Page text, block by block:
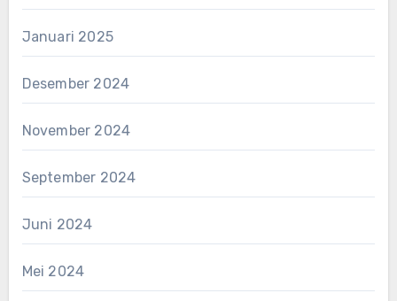
Januari 2025
Desember 2024
November 2024
September 2024
Juni 2024
Mei 2024